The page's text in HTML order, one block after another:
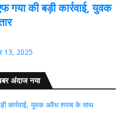
की बड़ी कार्रवाई, युवक
13, 2025
अंदाज नया
कार्रवाई, युवक अवैध शराब के साथ